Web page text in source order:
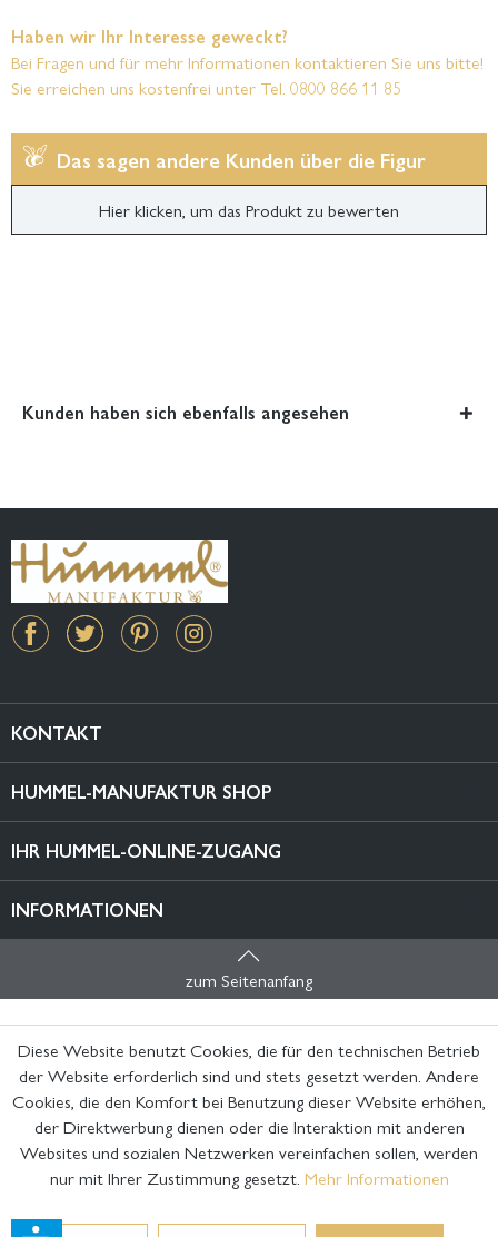
Haben wir Ihr Interesse geweckt?
Bei Fragen und für mehr Informationen kontaktieren Sie uns bitte!
Sie erreichen uns kostenfrei unter Tel. 0800 866 11 85
Das sagen andere Kunden über die Figur
Hier klicken, um das Produkt zu bewerten
Kunden haben sich ebenfalls angesehen
KONTAKT
HUMMEL-MANUFAKTUR SHOP
IHR HUMMEL-ONLINE-ZUGANG
INFORMATIONEN
zum Seitenanfang
Diese Website benutzt Cookies, die für den technischen Betrieb
der Website erforderlich sind und stets gesetzt werden. Andere
Cookies, die den Komfort bei Benutzung dieser Website erhöhen,
der Direktwerbung dienen oder die Interaktion mit anderen
Websites und sozialen Netzwerken vereinfachen sollen, werden
nur mit Ihrer Zustimmung gesetzt. Mehr Informationen